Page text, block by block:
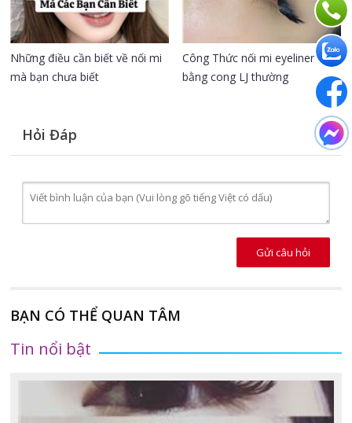
Những điều cần biết về nối mi
mà bạn chưa biết
Công Thức nối mi eyeliner
bằng cong LJ thường
Hỏi Đáp
Gửi câu hỏi
BẠN CÓ THỂ QUAN TÂM
Tin nổi bật